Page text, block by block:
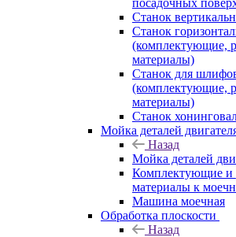
посадочных
Станок
Станок
(комплектующие,
материалы)
Станок для
(комплектующие,
материалы)
Станок
Мойка деталей
Назад
Мойка деталей
Комплектующие и
материалы к
Машина моечная
Обработка плоскости
Назад